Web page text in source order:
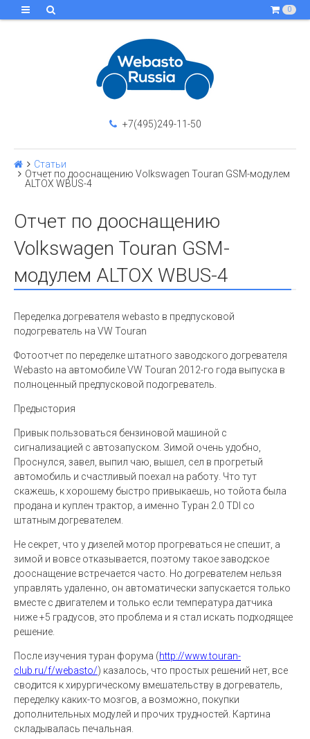
0
+7(495)249-11-50
Статьи
Отчет по дооснащению Volkswagen Touran GSM-модулем
ALTOX WBUS-4
Отчет по дооснащению
Volkswagen Touran GSM-
модулем ALTOX WBUS-4
Переделка догревателя webasto в предпусковой
подогреватель на VW Touran
Фотоотчет по переделке штатного заводского догревателя
Webasto на автомобиле VW Touran 2012-го года выпуска в
полноценный предпусковой подогреватель.
Предыстория
Привык пользоваться бензиновой машиной с
сигнализацией с автозапуском. Зимой очень удобно,
Проснулся, завел, выпил чаю, вышел, сел в прогретый
автомобиль и счастливый поехал на работу. Что тут
скажешь, к хорошему быстро привыкаешь, но тойота была
продана и куплен трактор, а именно Туран 2.0 TDI со
штатным догревателем.
Не секрет, что у дизелей мотор прогреваться не спешит, а
зимой и вовсе отказывается, поэтому такое заводское
дооснащение встречается часто. Но догревателем нельзя
управлять удаленно, он автоматически запускается только
вместе с двигателем и только если температура датчика
ниже +5 градусов, это проблема и я стал искать подходящее
решение.
После изучения туран форума (http://www.touran-
club.ru/f/webasto/) казалось, что простых решений нет, все
сводится к хирургическому вмешательству в догреватель,
переделку каких-то мозгов, а возможно, покупки
дополнительных модулей и прочих трудностей. Картина
складывалась печальная.